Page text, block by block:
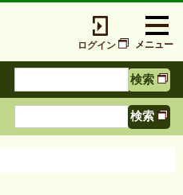
ログイン
検索
検索